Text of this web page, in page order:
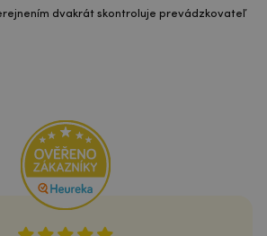
dvakrát skontroluje prevádzkovateľ